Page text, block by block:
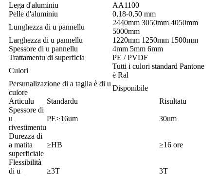
Lega d'aluminiu
AA1100
Pelle d'aluminiu
0,18-0,50 mm
Lunghezza di u pannellu
2440mm 3050mm 4050mm
5000mm
Larghezza di u pannellu
1220mm 1250mm 1500mm
Spessore di u pannellu
4mm 5mm 6mm
Trattamentu di superficia
PE / PVDF
Culori
Tutti i culori standard Pantone
è Ral
Persunalizazione di a taglia è di u
culore
Disponibile
Articulu
Standardu
Risultatu
Spessore di
u
rivestimentu
PE≥16um 30um
Durezza di
a matita
superficiale
≥HB ≥16 ore
Flessibilità
di u
≥3T 3T